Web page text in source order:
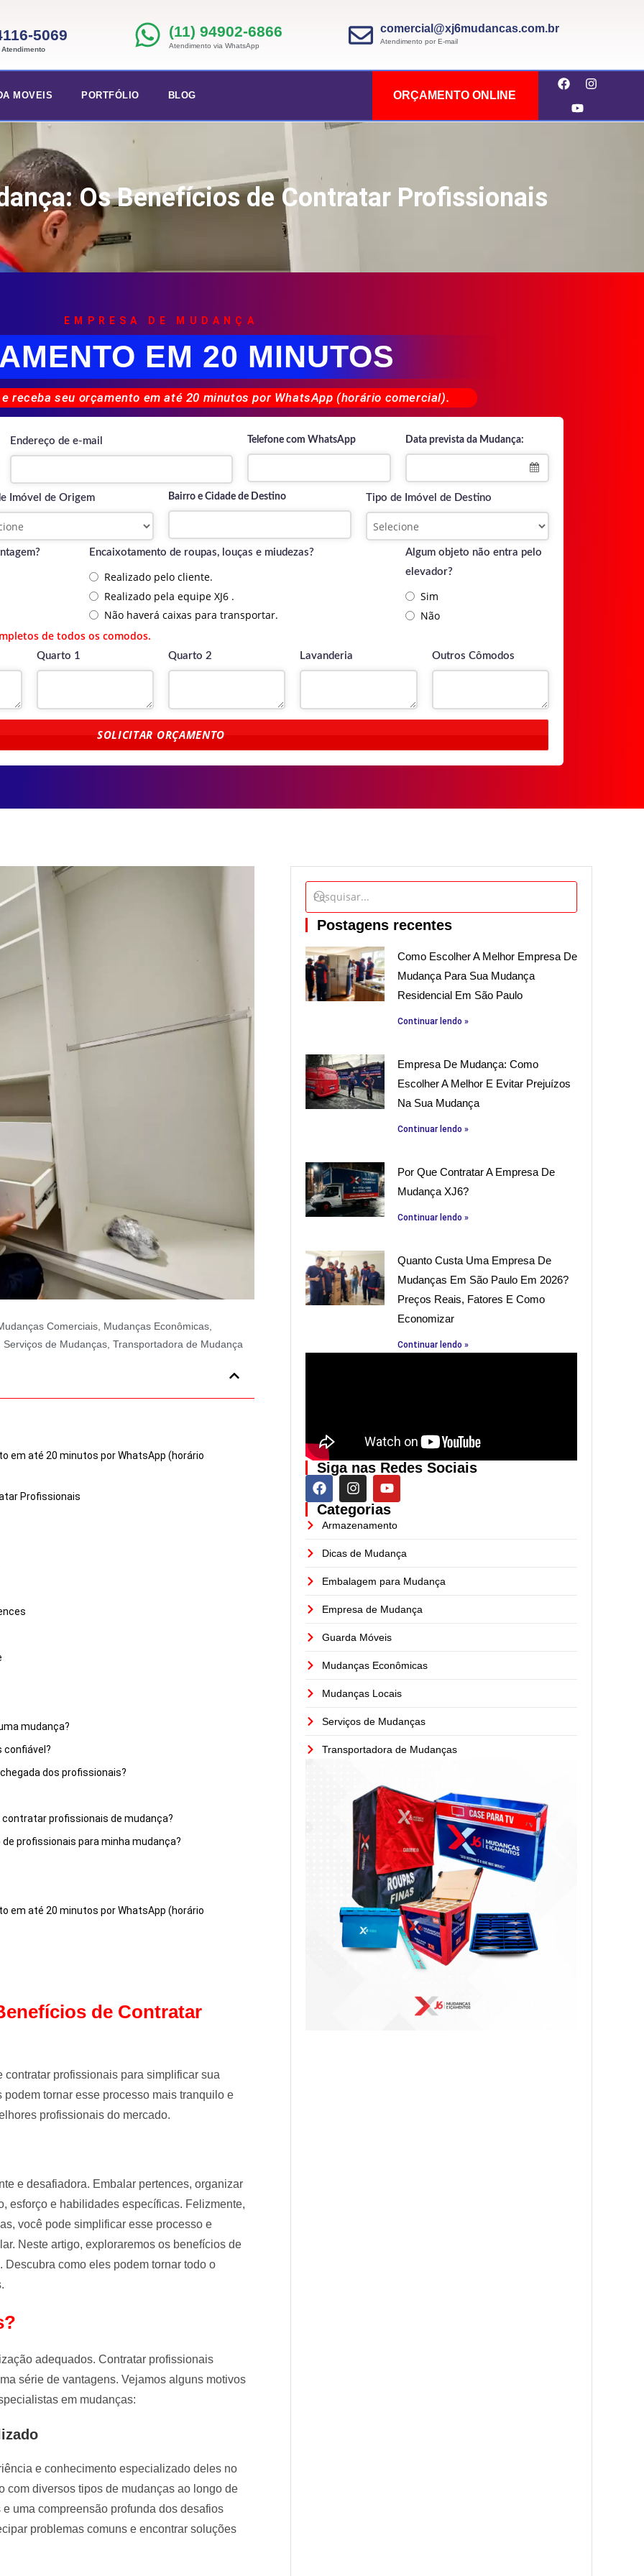
5069 (11) 94902-6866
Atendimento via WhatsApp
comercial@xj6mudancas.com.br
Atendimento por E-mail
MOVEIS PORTFÓLIO BLOG ORÇAMENTO ONLINE
Os Benefícios de Contratar Profissionais
EMPRESA DE MUDANÇA
EM 20 MINUTOS
receba seu orçamento em até 20 minutos por WhatsApp (horário comercial).
Endereço de e-mail Telefone com WhatsApp Data prevista da Mudança:
Imóvel de Origem Bairro e Cidade de Destino Tipo de Imóvel de Destino
Encaixotamento de roupas, louças e miudezas?
Realizado pelo cliente.
Realizado pela equipe XJ6 .
Não haverá caixas para transportar.
Algum objeto não entra pelo
elevador?
Sim
Não
de todos os comodos.
Quarto 1 Quarto 2 Lavanderia Outros Cômodos
SOLICITAR ORÇAMENTO
Comerciais, Mudanças Econômicas,
Serviços de Mudanças, Transportadora de Mudança
em até 20 minutos por WhatsApp (horário
Profissionais
mudança?
confiável?
dos profissionais?
profissionais de mudança?
profissionais para minha mudança?
em até 20 minutos por WhatsApp (horário
de Contratar
profissionais para simplificar sua
tornar esse processo mais tranquilo e
profissionais do mercado.
e desafiadora. Embalar pertences, organizar
esforço e habilidades específicas. Felizmente,
você pode simplificar esse processo e
Neste artigo, exploraremos os benefícios de
como eles podem tornar todo o
adequados. Contratar profissionais
série de vantagens. Vejamos alguns motivos
em mudanças:
e conhecimento especializado deles no
com diversos tipos de mudanças ao longo de
uma compreensão profunda dos desafios
problemas comuns e encontrar soluções
Postagens recentes
Como Escolher A Melhor Empresa De
Mudança Para Sua Mudança
Residencial Em São Paulo
Continuar lendo »
Empresa De Mudança: Como
Escolher A Melhor E Evitar Prejuízos
Na Sua Mudança
Continuar lendo »
Por Que Contratar A Empresa De
Mudança XJ6?
Continuar lendo »
Quanto Custa Uma Empresa De
Mudanças Em São Paulo Em 2026?
Preços Reais, Fatores E Como
Economizar
Continuar lendo »
Siga nas Redes Sociais
Categorias
Armazenamento
Dicas de Mudança
Embalagem para Mudança
Empresa de Mudança
Guarda Móveis
Mudanças Econômicas
Mudanças Locais
Serviços de Mudanças
Transportadora de Mudanças